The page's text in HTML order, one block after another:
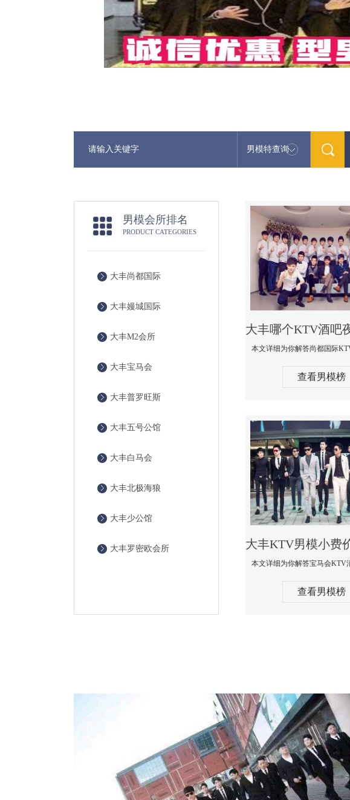
男模特查询
男模会所排名
PRODUCT CATEGORIES
大丰尚都国际
大丰嫚城国际
大丰M2会所
大丰宝马会
大丰普罗旺斯
大丰五号公馆
大丰白马会
大丰北极海狼
大丰少公馆
大丰罗密欧会所
查看男模榜
查看男模榜